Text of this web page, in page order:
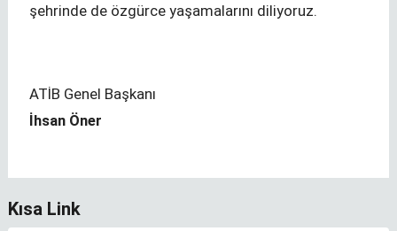
şehrinde de özgürce yaşamalarını diliyoruz.
ATİB Genel Başkanı
İhsan Öner
Kısa Link